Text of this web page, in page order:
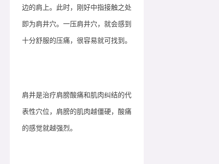
边的肩上。此时，刚好中指接触之处
即为肩井穴。一压肩井穴，就会感到
十分舒服的压痛，很容易就可找到。
肩井是治疗肩膀酸痛和肌肉纠结的代
表性穴位，肩膀的肌肉越僵硬，酸痛
的感觉就越强烈。